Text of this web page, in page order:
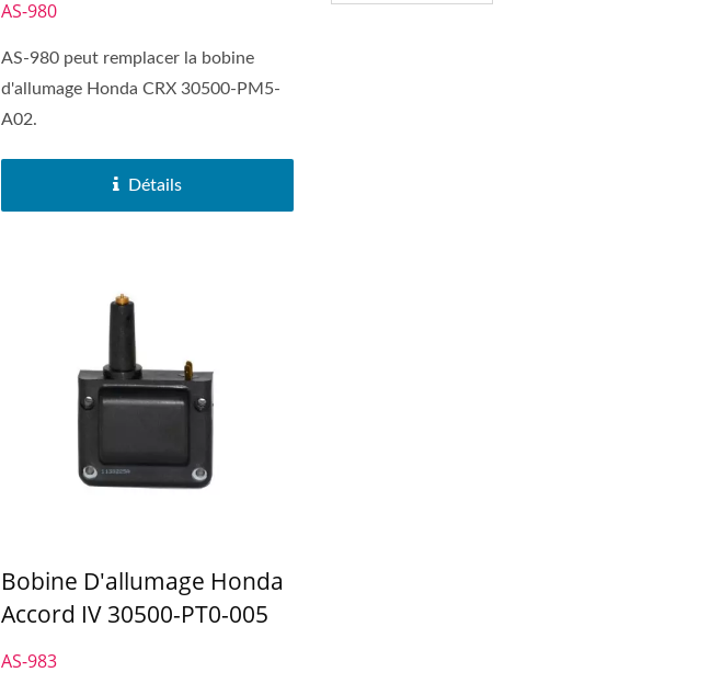
AS-980
AS-980 peut remplacer la bobine
d'allumage Honda CRX 30500-PM5-
A02.
Détails
Bobine D'allumage Honda
Accord IV 30500-PT0-005
AS-983